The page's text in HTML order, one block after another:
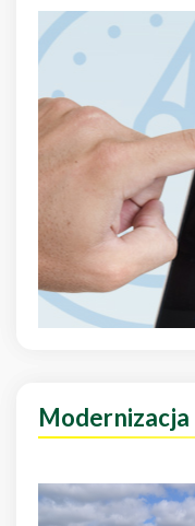
Modernizacja